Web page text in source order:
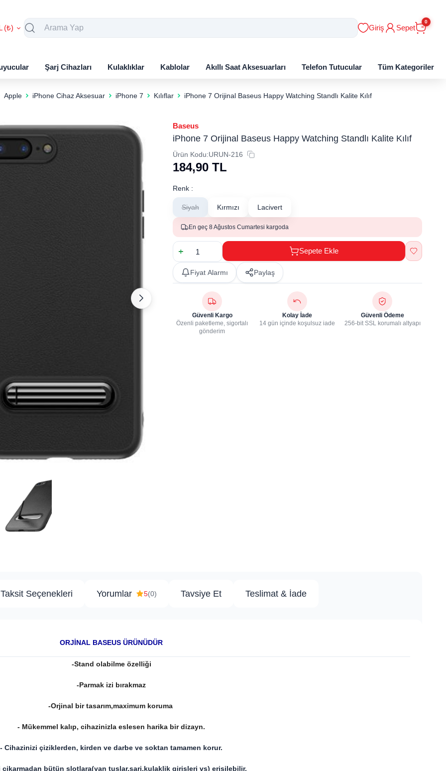
(₺) Giriş Sepet
0
Şarj Cihazları Kulaklıklar Kablolar Akıllı Saat Aksesuarları Telefon Tutucular Tüm Kategoriler
Apple iPhone Cihaz Aksesuar iPhone 7 Kılıflar iPhone 7 Orijinal Baseus Happy Watching Standlı Kalite Kılıf
Baseus
iPhone 7 Orijinal Baseus Happy Watching Standlı Kalite Kılıf
Ürün Kodu:URUN-216
184,90 TL
Renk :
Siyah Kırmızı Lacivert
En geç 8 Ağustos Cumartesi kargoda
Sepete Ekle
Fiyat Alarmı Paylaş
Güvenli Kargo
Özenli paketleme, sigortalı
gönderim
Kolay İade
14 gün içinde koşulsuz iade
Güvenli Ödeme
256-bit SSL korumalı altyapı
Taksit Seçenekleri Yorumlar 5(0) Tavsiye Et Teslimat & İade
ORJİNAL BASEUS ÜRÜNÜDÜR
-Stand olabilme özelliği
-Parmak izi bırakmaz
-Orjinal bir tasarım,maximum koruma
- Mükemmel kalıp, cihazinizla eslesen harika bir dizayn.
- Cihazinizi çiziklerden, kirden ve darbe ve soktan tamamen korur.
çikarmadan bütün slotlara(yan tuslar,sarj,kulaklik girisleri vs) erisilebilir.